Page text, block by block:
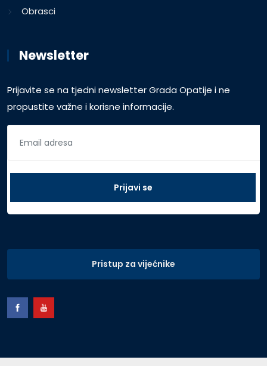
Obrasci
Newsletter
Prijavite se na tjedni newsletter Grada Opatije i ne
propustite važne i korisne informacije.
Pristup za vijećnike